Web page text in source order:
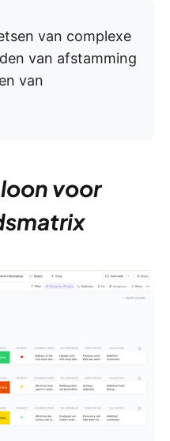
van complexe
van afstamming
van
voor